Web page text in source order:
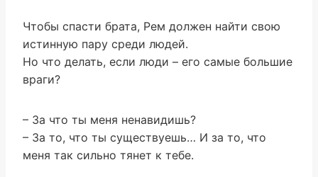
Чтобы спасти брата, Рем должен найти свою
истинную пару среди людей.
Но что делать, если люди – его самые большие
враги?
– За что ты меня ненавидишь?
– За то, что ты существуешь… И за то, что
меня так сильно тянет к тебе.